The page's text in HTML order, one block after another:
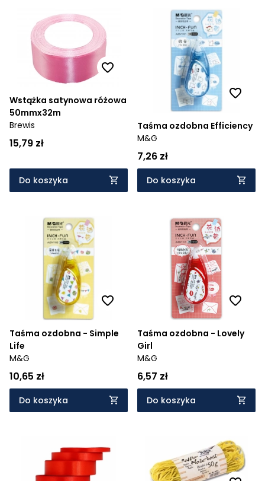
Wstążka satynowa różowa
50mmx32m
Brewis
15,79 zł
Do koszyka
Taśma ozdobna Efficiency
M&G
7,26 zł
Do koszyka
Taśma ozdobna - Simple
Life
M&G
10,65 zł
Do koszyka
Taśma ozdobna - Lovely
Girl
M&G
6,57 zł
Do koszyka